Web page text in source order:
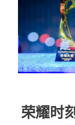
公司动态
传播策
出海资
海外整合
国际公关
跨境市场
案例
联系
加入我们
荣耀时